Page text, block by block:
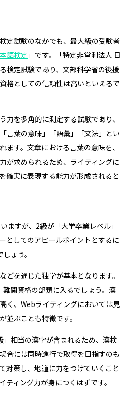
定試験のなかでも、最大級の受験者
語検定 」です。「特定非営利法人 日
検定試験であり、文部科学省の後援
格としての信頼性は高いといえるで
力を多角的に測定する試験であり、
言葉の意味」「語彙」「文法」とい
ます。文章における言葉の意味を、
が求められるため、ライティングに
確実に表現する能力が形成されると
ますが、2級が「大学卒業レベル」
としてのアピールポイントとするに
ょう。
どを通じた独学が基本となります。
関資格の部類に入るでしょう。漢
く、Webライティングにおいては見
並ぶことも特徴です。
」相当の漢字が含まれるため、漢検
合には同時進行で取得を目指すのも
対策し、地道に力をつけていくこと
ティング力が身につくはずです。